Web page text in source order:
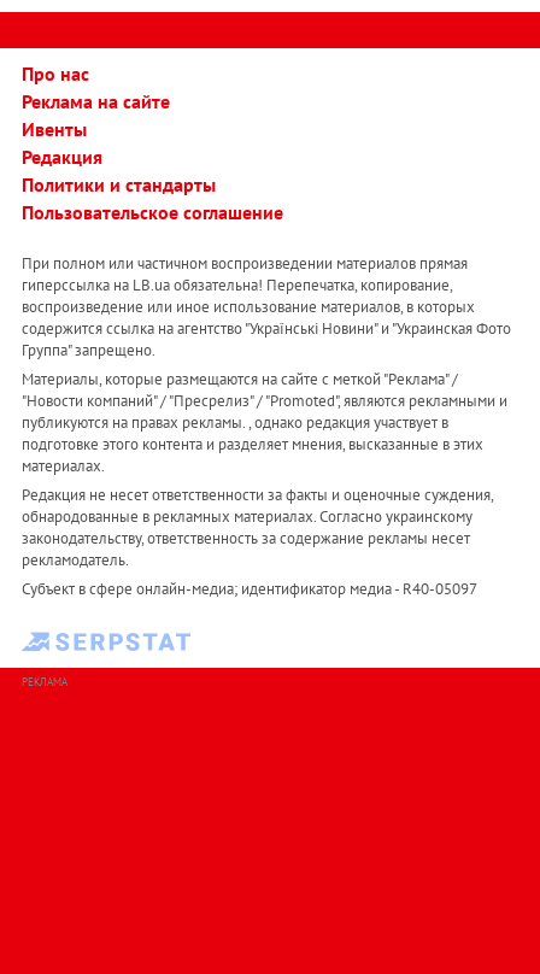
Про нас
Реклама на сайте
Ивенты
Редакция
Политики и стандарты
Пользовательское соглашение
При полном или частичном воспроизведении материалов прямая
гиперссылка на LB.ua обязательна! Перепечатка, копирование,
воспроизведение или иное использование материалов, в которых
содержится ссылка на агентство "Українськi Новини" и "Украинская Фото
Группа" запрещено.
Материалы, которые размещаются на сайте с меткой "Реклама" /
"Новости компаний" / "Пресрелиз" / "Promoted", являются рекламными и
публикуются на правах рекламы. , однако редакция участвует в
подготовке этого контента и разделяет мнения, высказанные в этих
материалах.
Редакция не несет ответственности за факты и оценочные суждения,
обнародованные в рекламных материалах. Согласно украинскому
законодательству, ответственность за содержание рекламы несет
рекламодатель.
Субъект в сфере онлайн-медиа; идентификатор медиа - R40-05097
РЕКЛАМА